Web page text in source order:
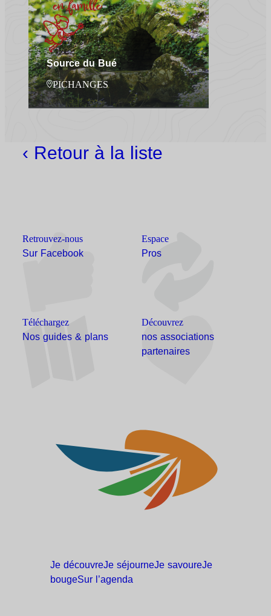
Source du Bué
PICHANGES
‹ Retour à la liste
Retrouvez-nous
Sur Facebook
Espace
Pros
Téléchargez
Nos guides & plans
Découvrez
nos associations
partenaires
Je découvreJe séjourneJe savoureJe
bougeSur l’agenda